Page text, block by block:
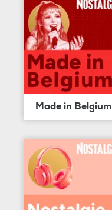
Made in Belgium